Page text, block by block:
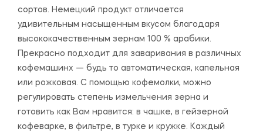
сортов. Немецкий продукт отличается
удивительным насыщенным вкусом благодаря
высококачественным зернам 100 % арабики.
Прекрасно подходит для заваривания в различных
кофемашинх — будь то автоматическая, капельная
или рожковая. С помощью кофемолки, можно
регулировать степень измельчения зерна и
готовить как Вам нравится: в чашке, в гейзерной
кофеварке, в фильтре, в турке и кружке. Каждый